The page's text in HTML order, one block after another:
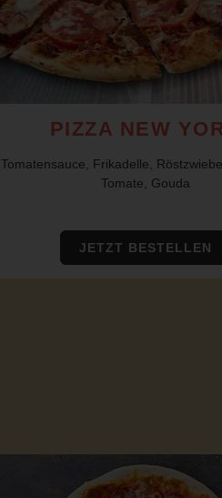
PIZZA NEW
Tomatensauce, Frikadelle,
Tomate, Gouda
JETZT BESTELLEN